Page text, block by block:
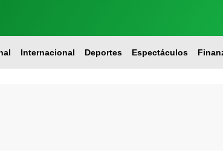
Internacional Deportes Espectáculos